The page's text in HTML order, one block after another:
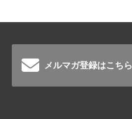
メルマガ登録はこち